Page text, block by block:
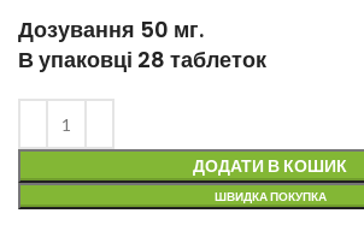
Дозування 50 мг.
В упаковці 28 таблеток
ДОДАТИ В КОШИК
ШВИДКА ПОКУПКА